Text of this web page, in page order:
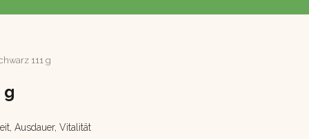
111 g
g
Ausdauer, Vitalität